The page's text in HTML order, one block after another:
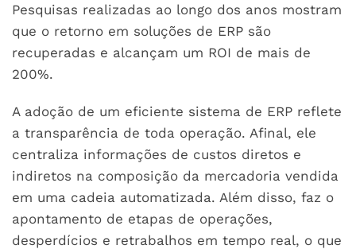
Pesquisas realizadas ao longo dos anos mostram
que o retorno em soluções de ERP são
recuperadas e alcançam um ROI de mais de
200%.
A adoção de um eficiente sistema de ERP reflete
a transparência de toda operação. Afinal, ele
centraliza informações de custos diretos e
indiretos na composição da mercadoria vendida
em uma cadeia automatizada. Além disso, faz o
apontamento de etapas de operações,
desperdícios e retrabalhos em tempo real, o que